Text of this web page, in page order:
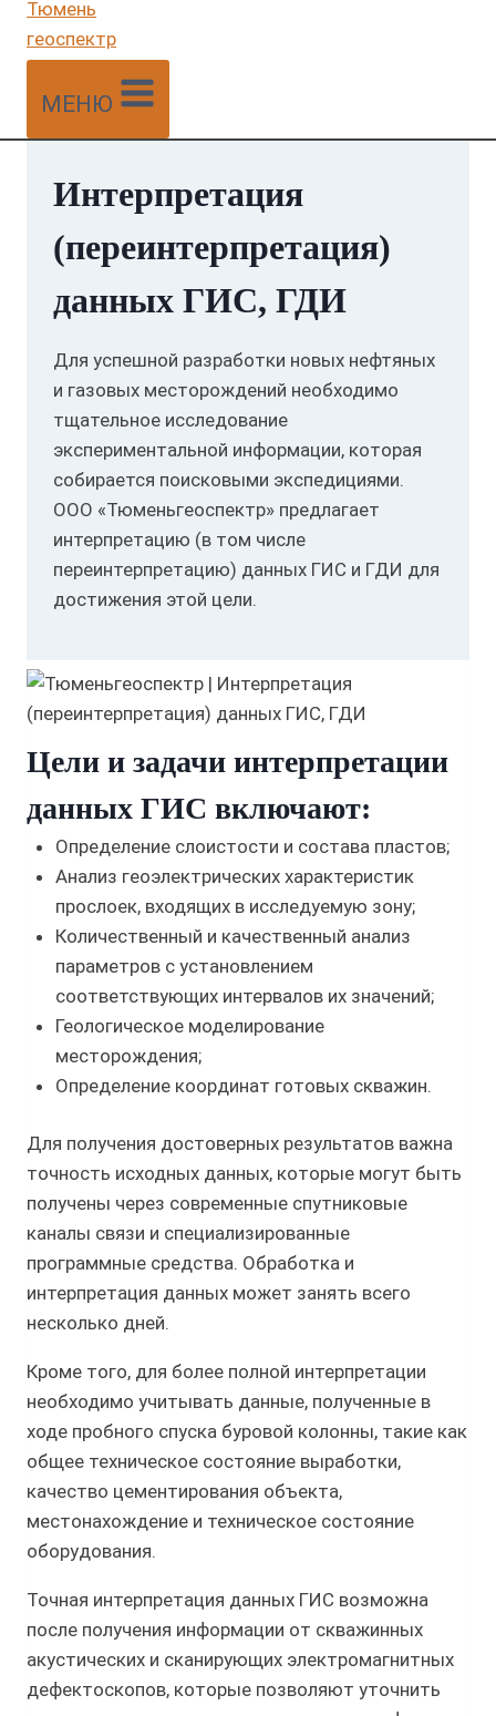
МЕНЮ
Интерпретация
(переинтерпретация)
данных ГИС, ГДИ
Для успешной разработки новых нефтяных
и газовых месторождений необходимо
тщательное исследование
экспериментальной информации, которая
собирается поисковыми экспедициями.
ООО «Тюменьгеоспектр» предлагает
интерпретацию (в том числе
переинтерпретацию) данных ГИС и ГДИ для
достижения этой цели.
Цели и задачи интерпретации
данных ГИС включают:
Определение слоистости и состава пластов;
Анализ геоэлектрических характеристик
прослоек, входящих в исследуемую зону;
Количественный и качественный анализ
параметров с установлением
соответствующих интервалов их значений;
Геологическое моделирование
месторождения;
Определение координат готовых скважин.
Для получения достоверных результатов важна
точность исходных данных, которые могут быть
получены через современные спутниковые
каналы связи и специализированные
программные средства. Обработка и
интерпретация данных может занять всего
несколько дней.
Кроме того, для более полной интерпретации
необходимо учитывать данные, полученные в
ходе пробного спуска буровой колонны, такие как
общее техническое состояние выработки,
качество цементирования объекта,
местонахождение и техническое состояние
оборудования.
Точная интерпретация данных ГИС возможна
после получения информации от скважинных
акустических и сканирующих электромагнитных
дефектоскопов, которые позволяют уточнить